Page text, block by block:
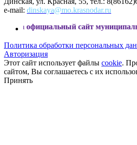
e-mail: dinskaya@mo.krasnodar.ru
сайт муниципального
Политика обработки персональных
Авторизация
Этот сайт использует файлы cookie.
сайтом, Вы соглашаетесь с их
Принять